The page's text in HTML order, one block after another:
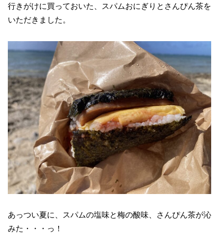
行きがけに買っておいた、スパムおにぎりとさんぴん茶を
いただきました。
あっつい夏に、スパムの塩味と梅の酸味、さんぴん茶が沁
みた・・・っ！